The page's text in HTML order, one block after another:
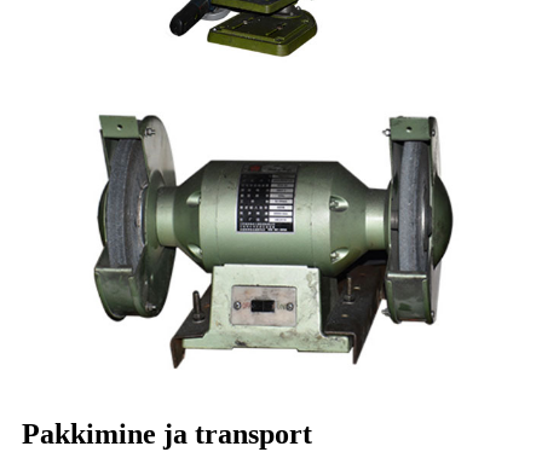
Pakkimine ja transport